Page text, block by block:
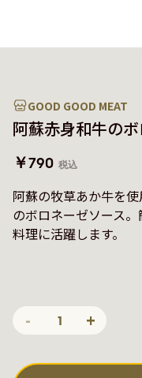
GOOD GOOD MEAT
阿蘇赤身和牛の
￥790 税込
阿蘇の牧草あか牛を
のボロネーゼソース
料理に活躍します。
- 1 +